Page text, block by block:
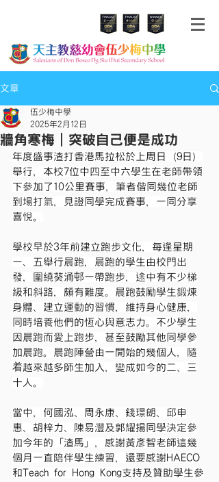
文章
牆角寒梅｜突破自己便是成功
伍少梅中學
2025年2月12日
年度盛事渣打香港馬拉松於上周日（9日）
舉行，本校7位中四至中六學生在老師帶領
下參加了10公里賽事，筆者偕同幾位老師
到場打氣，見證同學完成賽事，一同分享
喜悅。
學校早於3年前建立跑步文化，每逢星期
一、五舉行晨跑，晨跑的學生由校門出
發，圍繞葵涌邨一帶跑步，途中有不少梯
級和斜路，頗有難度。晨跑鼓勵學生鍛煉
身體、建立運動的習慣，維持身心健康，
同時培養他們的恆心與意志力。不少學生
因晨跑而愛上跑步，甚至鼓勵其他同學參
加晨跑。晨跑陣營由一開始的幾個人，隨
着越來越多師生加入，變成如今的二、三
十人。
當中，何國泓、周永康、錢璟朗、邱申
惠、胡梓力、陳易灃及郭耀揚同學決定參
加今年的「渣馬」，感謝黃彥智老師這幾
個月一直陪伴學生練習，還要感謝HAECO
和Teach for Hong Kong支持及贊助學生參